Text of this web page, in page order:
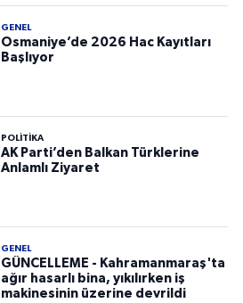
GENEL
Osmaniye’de 2026 Hac Kayıtları
Başlıyor
POLITIKA
AK Parti’den Balkan Türklerine
Anlamlı Ziyaret
GENEL
GÜNCELLEME - Kahramanmaraş'ta
ağır hasarlı bina, yıkılırken iş
makinesinin üzerine devrildi